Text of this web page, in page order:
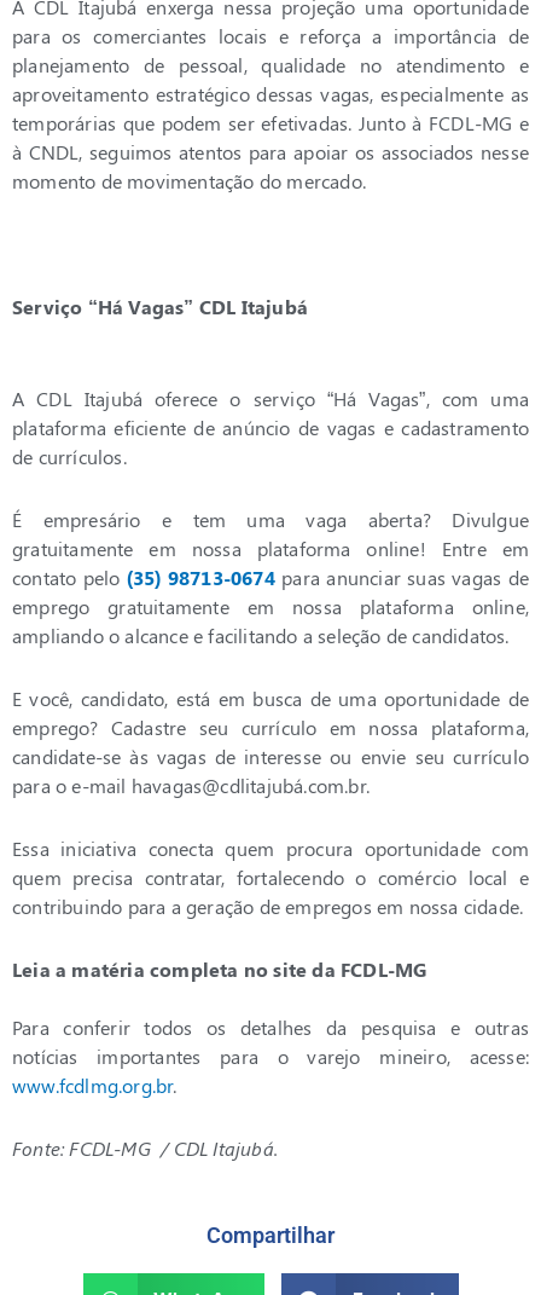
A CDL Itajubá enxerga nessa projeção uma oportunidade
para os comerciantes locais e reforça a importância de
planejamento de pessoal, qualidade no atendimento e
aproveitamento estratégico dessas vagas, especialmente as
temporárias que podem ser efetivadas. Junto à FCDL-MG e
à CNDL, seguimos atentos para apoiar os associados nesse
momento de movimentação do mercado.
Serviço “Há Vagas” CDL Itajubá
A CDL Itajubá oferece o serviço “Há Vagas”, com uma
plataforma eficiente de anúncio de vagas e cadastramento
de currículos.
É empresário e tem uma vaga aberta? Divulgue
gratuitamente em nossa plataforma online! Entre em
contato pelo (35) 98713-0674 para anunciar suas vagas de
emprego gratuitamente em nossa plataforma online,
ampliando o alcance e facilitando a seleção de candidatos.
E você, candidato, está em busca de uma oportunidade de
emprego? Cadastre seu currículo em nossa plataforma,
candidate-se às vagas de interesse ou envie seu currículo
para o e-mail havagas@cdlitajubá.com.br.
Essa iniciativa conecta quem procura oportunidade com
quem precisa contratar, fortalecendo o comércio local e
contribuindo para a geração de empregos em nossa cidade.
Leia a matéria completa no site da FCDL-MG
Para conferir todos os detalhes da pesquisa e outras
notícias importantes para o varejo mineiro, acesse:
www.fcdlmg.org.br.
Fonte: FCDL-MG / CDL Itajubá.
Compartilhar